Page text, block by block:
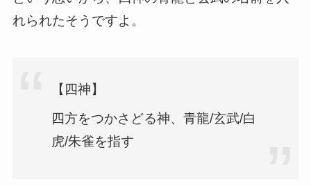
れられたそうですよ。
【四神】
四方をつかさどる神、青龍/玄武/白
虎/朱雀を指す